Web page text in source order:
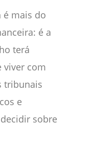
é mais do
é a
terá
viver com
tribunais
e
sobre